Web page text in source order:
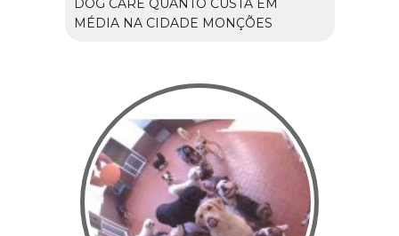
DOG CARE QUANTO CUSTA EM
MÉDIA NA CIDADE MONÇÕES